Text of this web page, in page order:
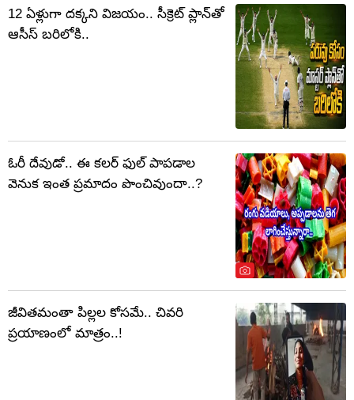
12 ఏళ్లుగా దక్కని విజయం.. సీక్రెట్ ప్లాన్‌తో
ఆసీస్ బరిలోకి..
ఓరీ దేవుడో.. ఈ కలర్‌ ఫుల్‌ పాపడాల
వెనుక ఇంత ప్రమాదం పొంచివుందా..?
జీవితమంతా పిల్లల కోసమే.. చివరి
ప్రయాణంలో మాత్రం..!